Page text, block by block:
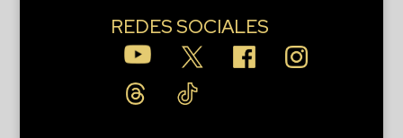
REDES SOCIALES